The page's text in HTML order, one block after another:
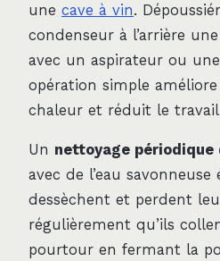
une cave à vin.
condenseur à l’arrière
avec un aspirateur ou
opération simple améliore
chaleur et réduit le
Un nettoyage
avec de l’eau savonneuse
dessèchent et perdent
régulièrement qu’ils
pourtour en fermant la